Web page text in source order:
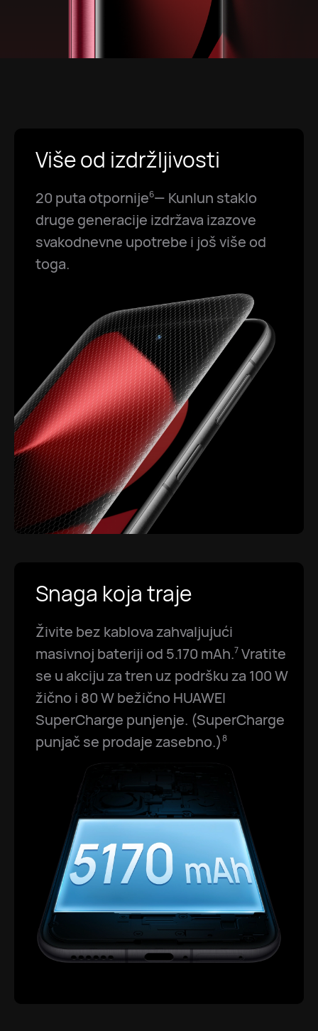
Više od izdržljivosti
20 puta otpornije6— Kunlun staklo
druge generacije izdržava izazove
svakodnevne upotrebe i još više od
toga.
Snaga koja traje
Živite bez kablova zahvaljujući
masivnoj bateriji od 5.170 mAh.7Vratite
se u akciju za tren uz podršku za 100 W
žično i 80 W bežično HUAWEI
SuperCharge punjenje. (SuperCharge
punjač se prodaje zasebno.)8